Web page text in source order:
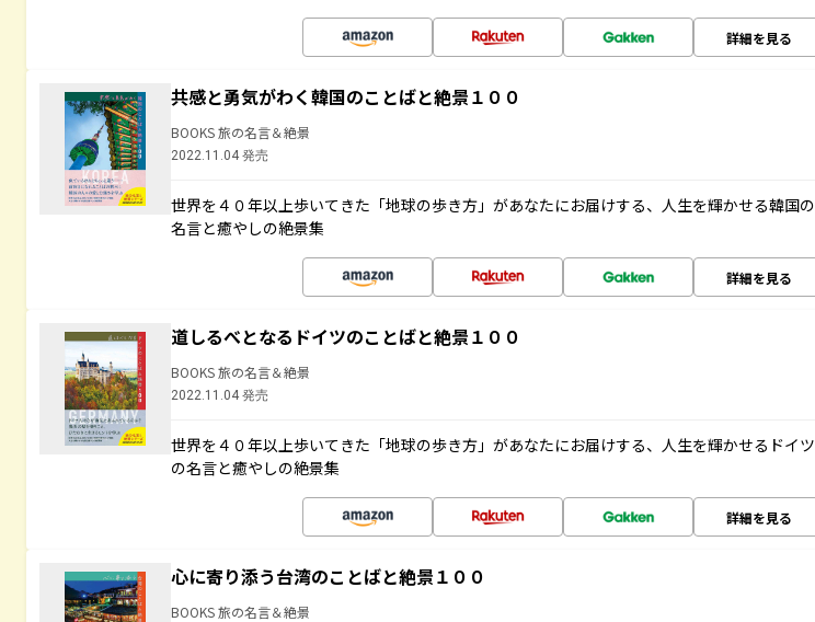
詳細を見る
共感と勇気がわく韓国のことばと絶景１００
BOOKS 旅の名言＆絶景
2022.11.04 発売
世界を４０年以上歩いてきた「地球の歩き方」があなたにお届けする、人生を輝かせる韓国の
名言と癒やしの絶景集
詳細を見る
道しるべとなるドイツのことばと絶景１００
BOOKS 旅の名言＆絶景
2022.11.04 発売
世界を４０年以上歩いてきた「地球の歩き方」があなたにお届けする、人生を輝かせるドイツ
の名言と癒やしの絶景集
詳細を見る
心に寄り添う台湾のことばと絶景１００
BOOKS 旅の名言＆絶景